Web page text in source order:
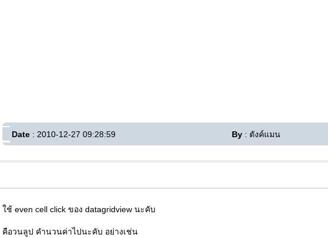
Date : 2010-12-27 09:28:59 By : ตังค์แมน
ใช้ even cell click ของ datagridview นะคับ
คือวนลูป คำนวนค่าไปนะคับ อย่างเช่น